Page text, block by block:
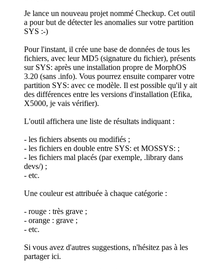
Je lance un nouveau projet nommé Checkup. Cet outil
a pour but de détecter les anomalies sur votre partition
SYS :-)
Pour l'instant, il crée une base de données de tous les
fichiers, avec leur MD5 (signature du fichier), présents
sur SYS: après une installation propre de MorphOS
3.20 (sans .info). Vous pourrez ensuite comparer votre
partition SYS: avec ce modèle. Il est possible qu'il y ait
des différences entre les versions d'installation (Efika,
X5000, je vais vérifier).
L'outil affichera une liste de résultats indiquant :
- les fichiers absents ou modifiés ;
- les fichiers en double entre SYS: et MOSSYS: ;
- les fichiers mal placés (par exemple, .library dans
devs/) ;
- etc.
Une couleur est attribuée à chaque catégorie :
- rouge : très grave ;
- orange : grave ;
- etc.
Si vous avez d'autres suggestions, n'hésitez pas à les
partager ici.